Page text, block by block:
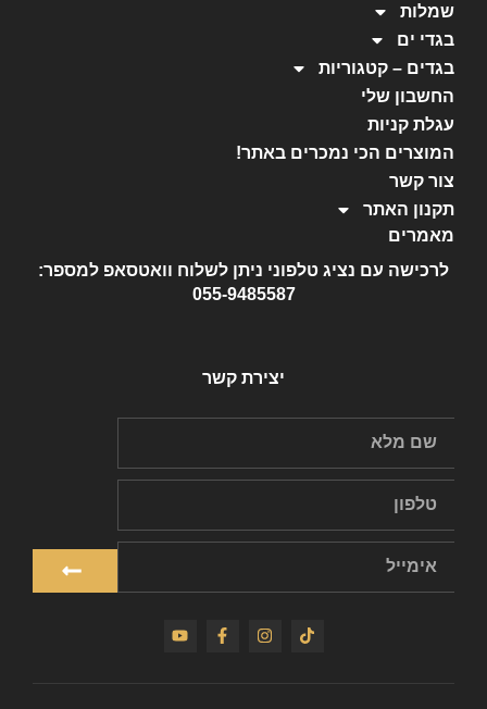
שמלות
בגדי ים
בגדים – קטגוריות
החשבון שלי
עגלת קניות
המוצרים הכי נמכרים באתר!
צור קשר
תקנון האתר
מאמרים
לרכישה עם נציג טלפוני ניתן לשלוח וואטסאפ למספר:
055-9485587
יצירת קשר